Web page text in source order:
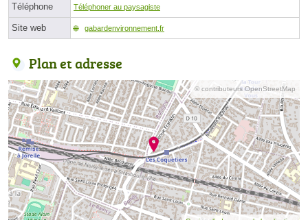
Téléphone Téléphoner au paysagiste
Site web gabardenvironnement.fr
Plan et adresse
© contributeurs OpenStreetMap